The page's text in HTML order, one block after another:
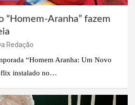
“Homem-Aranha” fazem
Redação
“Homem Aranha: Um Novo
instalado no…